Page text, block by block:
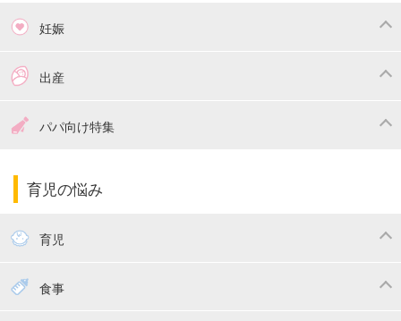
妊娠
つわり
妊娠中の食事
出産
出産準備パパ向け特集
パパ向け特集
育児の悩み
育児
赤ちゃんのお世話
食事